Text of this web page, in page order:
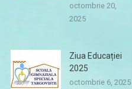
octombrie 20,
2025
Ziua Educației
2025
octombrie 6, 2025